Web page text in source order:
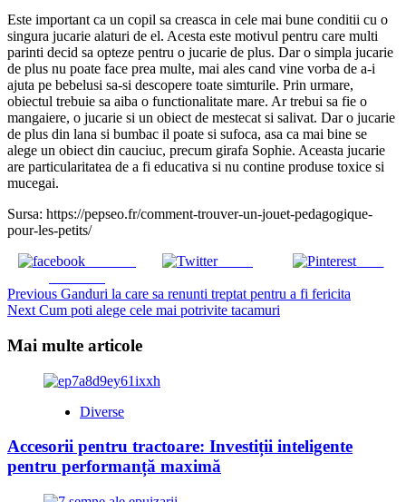
Este important ca un copil sa creasca in cele mai bune conditii cu o
singura jucarie alaturi de el. Acesta este motivul pentru care multi
parinti decid sa opteze pentru o jucarie de plus. Dar o simpla jucarie
de plus nu poate face prea multe, mai ales cand vine vorba de a-i
ajuta pe bebelusi sa-si descopere toate simturile. Prin urmare,
obiectul trebuie sa aiba o functionalitate mare. Ar trebui sa fie o
mangaiere, o jucarie si un obiect de mestecat si salivat. Dar o jucarie
de plus din lana si bumbac il poate si sufoca, asa ca mai bine se
alege un obiect din cauciuc, precum girafa Sophie. Aceasta jucarie
are particularitatea de a fi educativa si nu contine produse toxice si
mucegai.
Sursa: https://pepseo.fr/comment-trouver-un-jouet-pedagogique-
pour-les-petits/
Tweet Save
Continue
Reading
Previous Ganduri la care sa renunti treptat pentru a fi fericita
Next Cum poti alege cele mai potrivite tacamuri
Mai multe articole
Diverse
Accesorii pentru tractoare: Investiții inteligente
pentru performanță maximă